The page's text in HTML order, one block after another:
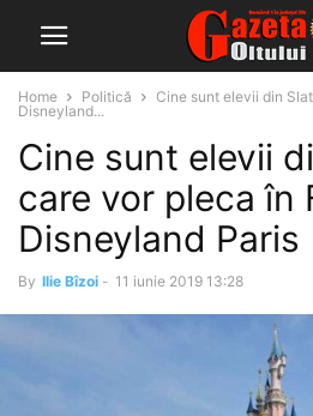
Home Politică
Cine sunt elevii din
Disneyland...
Cine sunt elevii
care vor pleca în
Disneyland Paris
By Ilie Bîzoi - 11 iunie 2019 13:28